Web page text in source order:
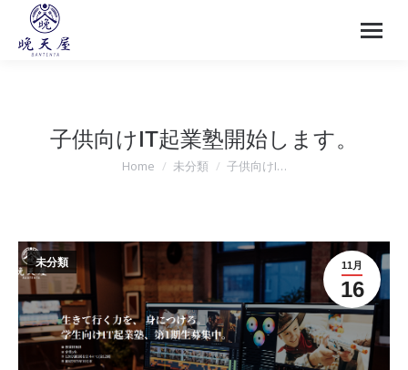
子供向けIT起業塾開始します。
You are here:
Home 未分類 子供向けI…
11月
16
未分類